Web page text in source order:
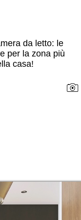
da letto: le
per la zona più
casa!